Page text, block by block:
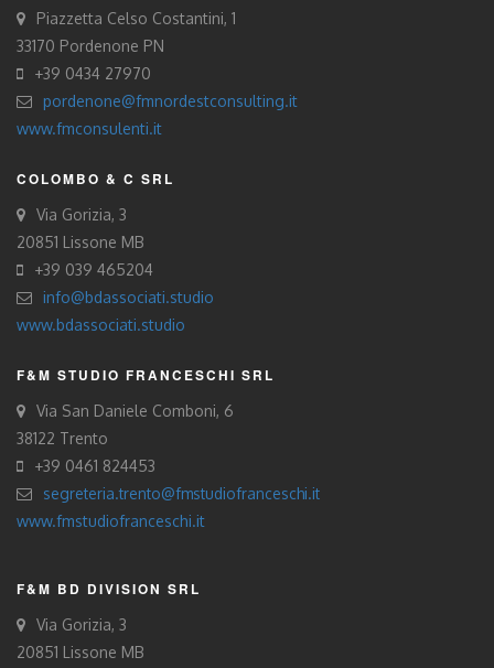
Piazzetta Celso Costantini, 1
33170 Pordenone PN
+39 0434 27970
pordenone@fmnordestconsulting.it
www.fmconsulenti.it
COLOMBO & C SRL
Via Gorizia, 3
20851 Lissone MB
+39 039 465204
info@bdassociati.studio
www.bdassociati.studio
F&M STUDIO FRANCESCHI SRL
Via San Daniele Comboni, 6
38122 Trento
+39 0461 824453
segreteria.trento@fmstudiofranceschi.it
www.fmstudiofranceschi.it
F&M BD DIVISION SRL
Via Gorizia, 3
20851 Lissone MB